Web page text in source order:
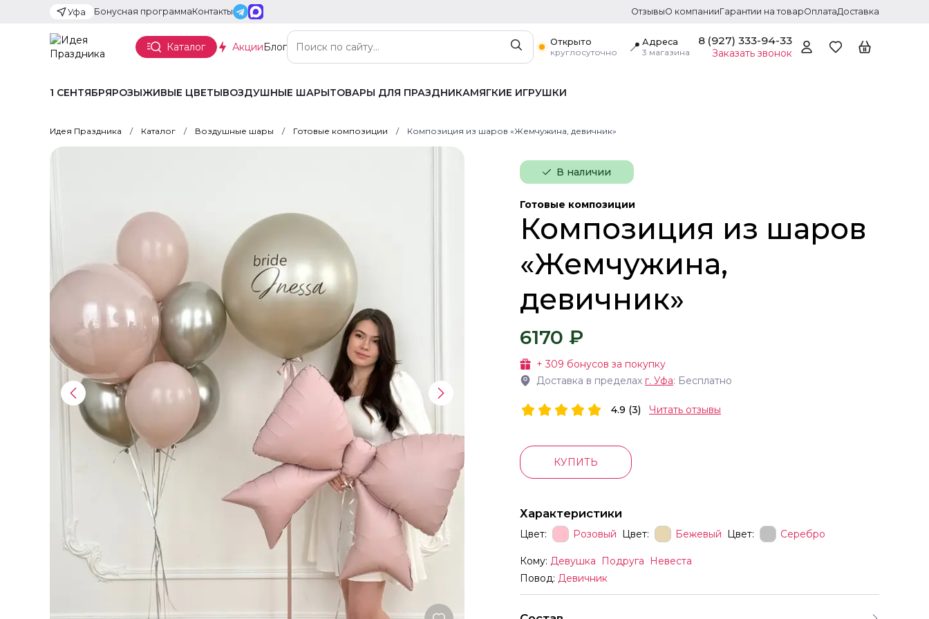
Уфа Бонусная программаКонтакты ОтзывыО компанииГарантии на товарОплатаДоставка
Каталог АкцииБлог
Открыто
круглосуточно
📍 Адреса
3 магазина
8 (927) 333-94-33
Заказать звонок
1 СЕНТЯБРЯРОЗЫЖИВЫЕ ЦВЕТЫВОЗДУШНЫЕ ШАРЫТОВАРЫ ДЛЯ ПРАЗДНИКАМЯГКИЕ ИГРУШКИ
Идея Праздника Каталог Воздушные шары Готовые композиции Композиция из шаров «Жемчужина, девичник»
В наличии
Готовые композиции
Композиция из шаров
«Жемчужина,
девичник»
6170 ₽
+309 бонусов за покупку
Доставка в пределах г. Уфа: Бесплатно
4.9 (3) Читать отзывы
КУПИТЬ
Характеристики
Цвет: Розовый Цвет: Бежевый Цвет: Серебро
Кому: Девушка Подруга
Невеста
Повод: Девичник